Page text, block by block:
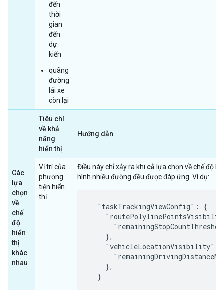
đến
thời
gian
đến
dự
kiến
quãng
đường
lái xe
còn lại
Các
lựa
chọn
về
chế
độ
hiển
thị
khác
nhau
Tiêu chí
về khả
năng
hiển thị
Hướng dẫn
Vị trí của
phương
tiện hiển
thị
Điều này chỉ xảy ra khi cả lựa chọn về chế độ
hình nhiều đường đều được đáp ứng. Ví dụ:
  "taskTrackingViewConfig": {
    },
"vehicleLocationVisibility":
    },
  }